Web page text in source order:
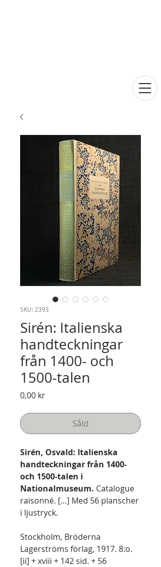
SKU: 2393
Sirén: Italienska
handteckningar
från 1400- och
1500-talen
0,00 krPris
Såld
Sirén, Osvald: Italienska
handteckningar från 1400-
och 1500-talen i
Nationalmuseum. Catalogue
raisonné. […] Med 56 planscher
i ljustryck.
Stockholm, Bröderna
Lagerströms förlag, 1917. 8:o.
[ii] + xviii + 142 sid. + 56